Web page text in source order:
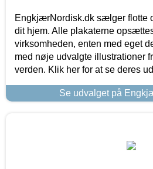
EngkjærNordisk.dk sælger flotte
dit hjem. Alle plakaterne
virksomheden, enten med eget
med nøje udvalgte illustrationer
verden. Klik her for at se deres
Se udvalget på